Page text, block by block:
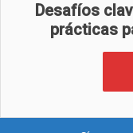
Desafíos
prácticas